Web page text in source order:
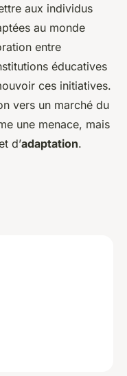
aux individus
au monde
entre
éducatives
ces initiatives.
vers un marché du
une menace, mais
d’adaptation.